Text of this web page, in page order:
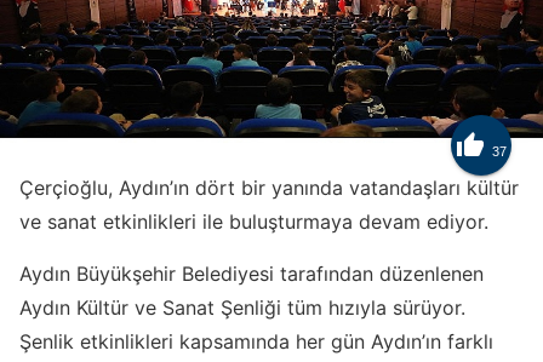
 37
Çerçioğlu, Aydın’ın dört bir yanında vatandaşları kültür
ve sanat etkinlikleri ile buluşturmaya devam ediyor.
Aydın Büyükşehir Belediyesi tarafından düzenlenen
Aydın Kültür ve Sanat Şenliği tüm hızıyla sürüyor.
Şenlik etkinlikleri kapsamında her gün Aydın’ın farklı